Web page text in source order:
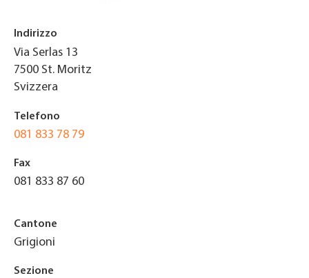
Indirizzo
Via Serlas 13
7500 St. Moritz
Svizzera
Telefono
081 833 78 79
Fax
081 833 87 60
Cantone
Grigioni
Sezione